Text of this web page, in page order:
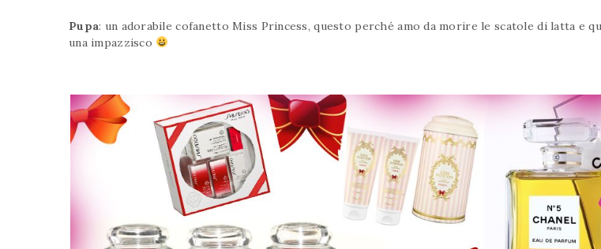
Pupa: un adorabile cofanetto Miss Princess, questo perché amo da morire le scatole di latta e
una impazzisco